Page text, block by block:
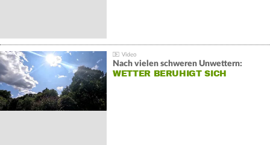
Nach vielen schweren Unwettern:
WETTER BERUHIGT SICH